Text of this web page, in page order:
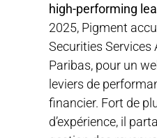
high-performing
2025, Pigment
Securities Services
Paribas, pour un
leviers de
financier. Fort de
d’expérience, il